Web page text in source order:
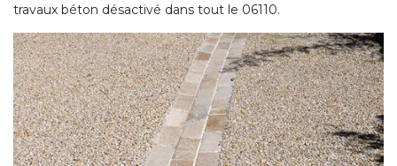
travaux béton désactivé dans tout le 06110.